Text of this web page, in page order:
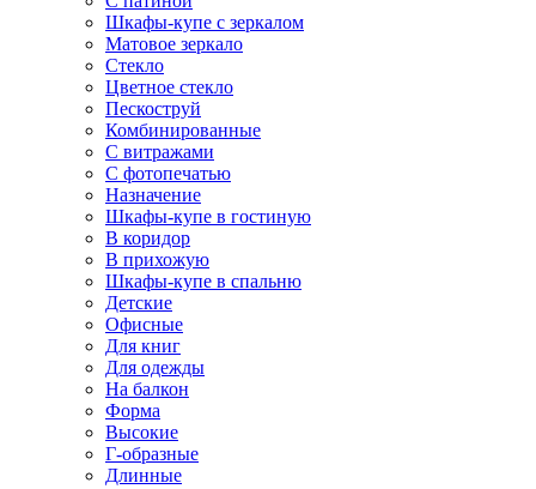
Шкафы-купе с зеркалом
Матовое зеркало
Стекло
Цветное стекло
Пескоструй
Комбинированные
С витражами
С фотопечатью
Назначение
Шкафы-купе в гостиную
В коридор
В прихожую
Шкафы-купе в спальню
Детские
Офисные
Для книг
Для одежды
На балкон
Форма
Высокие
Г-образные
Длинные